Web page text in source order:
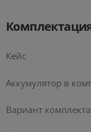
Кейс
Аккумулятор в
Вариант